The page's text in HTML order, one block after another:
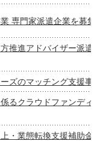
専門家派遣企業を募
推進アドバイザー派遣
ズのマッチング支援事
るクラウドファンディ
・業態転換支援補助金